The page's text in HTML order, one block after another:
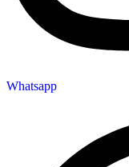
Whatsapp